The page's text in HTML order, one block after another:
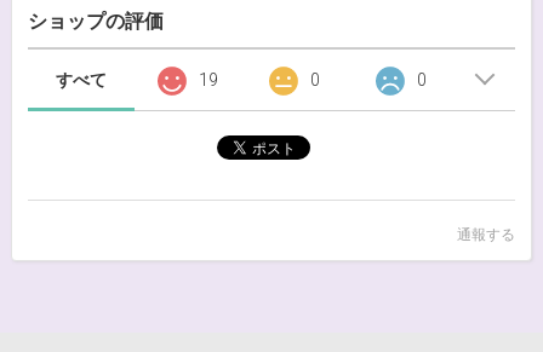
ショップの評価
すべて 19 0 0
通報する